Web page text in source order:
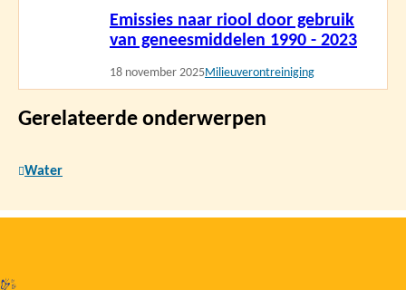
Emissies naar riool door gebruik
van geneesmiddelen 1990 - 2023
18 november 2025Milieuverontreiniging
Gerelateerde onderwerpen
Water